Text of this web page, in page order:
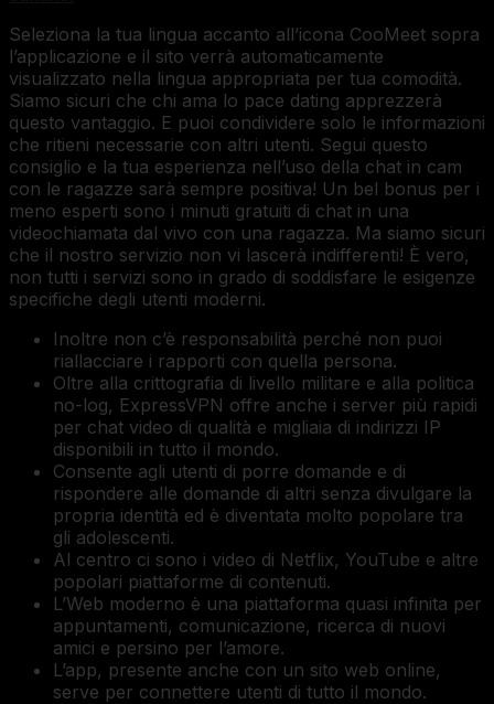
Seleziona la tua lingua accanto all’icona CooMeet sopra
l’applicazione e il sito verrà automaticamente
visualizzato nella lingua appropriata per tua comodità.
Siamo sicuri che chi ama lo pace dating apprezzerà
questo vantaggio. E puoi condividere solo le informazioni
che ritieni necessarie con altri utenti. Segui questo
consiglio e la tua esperienza nell’uso della chat in cam
con le ragazze sarà sempre positiva! Un bel bonus per i
meno esperti sono i minuti gratuiti di chat in una
videochiamata dal vivo con una ragazza. Ma siamo sicuri
che il nostro servizio non vi lascerà indifferenti! È vero,
non tutti i servizi sono in grado di soddisfare le esigenze
specifiche degli utenti moderni.
Inoltre non c’è responsabilità perché non puoi
riallacciare i rapporti con quella persona.
Oltre alla crittografia di livello militare e alla politica
no-log, ExpressVPN offre anche i server più rapidi
per chat video di qualità e migliaia di indirizzi IP
disponibili in tutto il mondo.
Consente agli utenti di porre domande e di
rispondere alle domande di altri senza divulgare la
propria identità ed è diventata molto popolare tra
gli adolescenti.
Al centro ci sono i video di Netflix, YouTube e altre
popolari piattaforme di contenuti.
L’Web moderno è una piattaforma quasi infinita per
appuntamenti, comunicazione, ricerca di nuovi
amici e persino per l’amore.
L’app, presente anche con un sito web online,
serve per connettere utenti di tutto il mondo.